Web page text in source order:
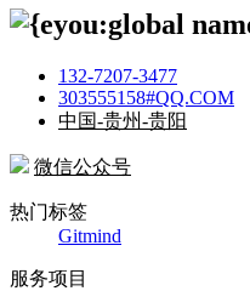
132-7207-3477
303555158#QQ.COM
中国-贵州-贵阳
微信公众号
热门标签
Gitmind
服务项目